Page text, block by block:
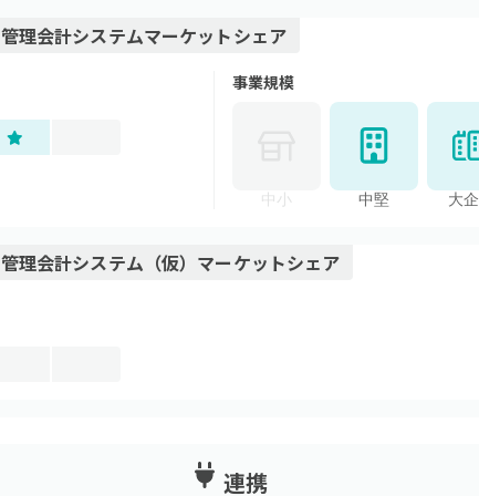
管理会計システムマーケットシェア
事業規模
中小 中堅 大
管理会計システム（仮） マーケットシェア
連携